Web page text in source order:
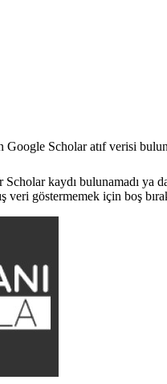
Scholar atıf verisi
Scholar kaydı bulunamadı ya
veri göstermemek için boş